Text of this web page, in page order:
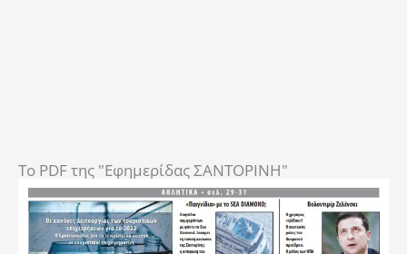
To PDF της "Εφημερίδας ΣΑΝΤΟΡΙΝΗ"